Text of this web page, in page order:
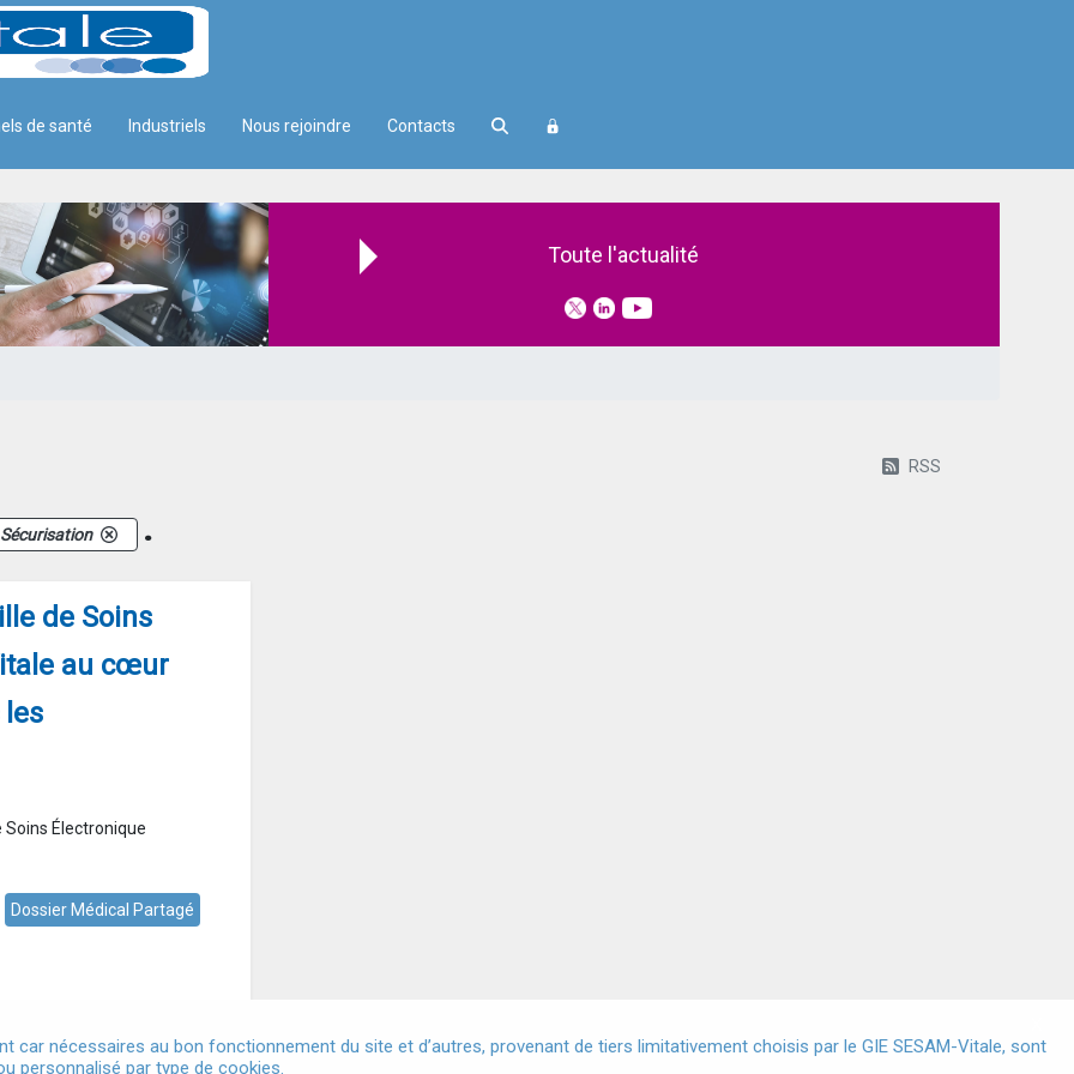
de santé Industriels Nous rejoindre Contacts
Toute l'actualité
RSS
Sécurisation .
de Soins
au cœur
les
Soins Électronique
Dossier Médical Partagé
nécessaires au bon fonctionnement du site et d’autres, provenant de tiers limitativement choisis par le GIE SESAM-Vitale, sont
personnalisé par type de cookies.